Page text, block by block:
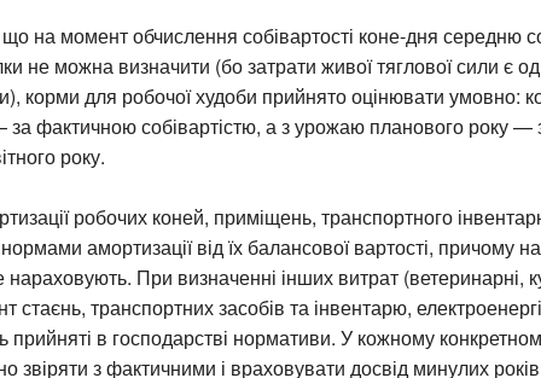
що на момент обчислення собівартості коне-дня середню
не можна визначити (бо затрати живої тяглової сили є
корми для робочої худоби прийнято оцінювати умовно:
за фактичною собівартістю, а з урожаю планового року
року.
робочих коней, приміщень, транспортного
амортизації від їх балансової вартості, причому
При визначенні інших витрат (ветеринарні,
стаєнь, транспортних засобів та інвентарю,
прийняті в господарстві нормативи. У кожному
звіряти з фактичними і враховувати досвід минулих